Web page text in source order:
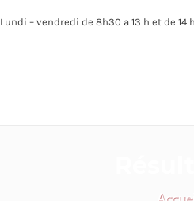
Lundi – vendredi de 8h30 a 13 h et de 14